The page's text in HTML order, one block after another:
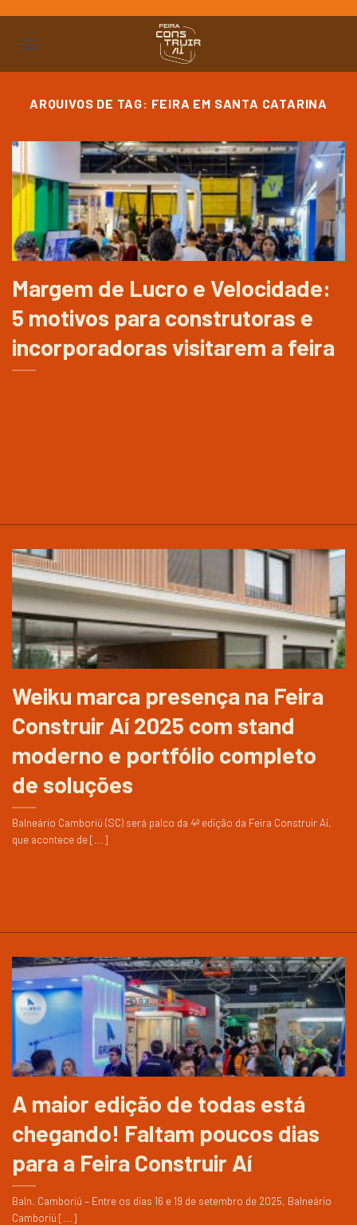
para
ARQUIVOS DE TAG: FEIRA EM SANTA CATARINA
Margem de Lucro e Velocidade:
5 motivos para construtoras e
incorporadoras visitarem a feira
Weiku marca presença na Feira
Construir Aí 2025 com stand
moderno e portfólio completo
de soluções
Balneário Camboriú (SC) será palco da 4ª edição da Feira Construir Aí,
que acontece de [...]
A maior edição de todas está
chegando! Faltam poucos dias
para a Feira Construir Aí
Baln. Camboriú – Entre os dias 16 e 19 de setembro de 2025, Balneário
Camboriú [...]